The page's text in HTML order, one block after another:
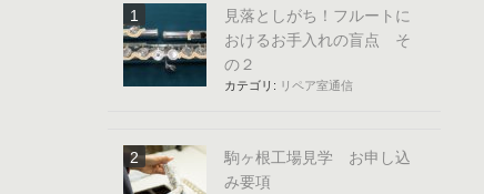
見落としがち！フルートに
おけるお手入れの盲点 そ
の２
カテゴリ: リペア室通信
駒ヶ根工場見学 お申し込
み要項